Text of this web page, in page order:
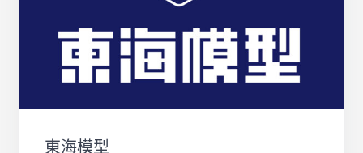
東海模型